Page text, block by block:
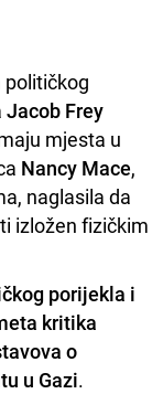
političkog
Jacob Frey
mjesta u
Nancy Mace,
naglasila da
izložen fizičkim
porijekla i
kritika
o
u Gazi.